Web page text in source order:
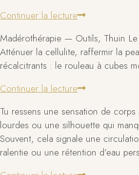
Continuer la lecture
Madérothérapie — Outils, Thuin
Atténuer la cellulite, raffermir la
récalcitrants : le rouleau à cubes
Continuer la lecture
Tu ressens une sensation de
lourdes ou une silhouette qui
Souvent, cela signale une
ralentie ou une rétention d’eau